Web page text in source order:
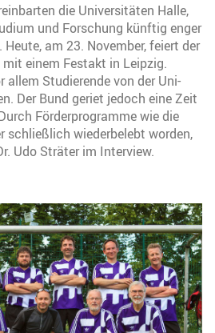
die Universitäten Halle,
und Forschung künftig enger
am 23. November, feiert der
einem Festakt in Leipzig.
allem Studierende von der Uni-
Der Bund geriet jedoch eine Zeit
Förderprogramme wie die
schließlich wiederbelebt worden,
Udo Sträter im Interview.